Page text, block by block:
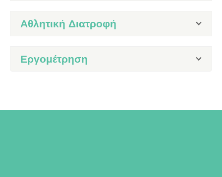
Αθλητική Διατροφή
Εργομέτρηση